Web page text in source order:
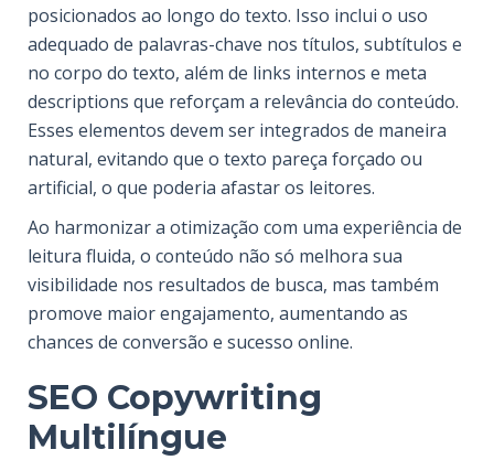
posicionados ao longo do texto. Isso inclui o uso
adequado de palavras-chave nos títulos, subtítulos e
no corpo do texto, além de links internos e meta
descriptions que reforçam a relevância do conteúdo.
Esses elementos devem ser integrados de maneira
natural, evitando que o texto pareça forçado ou
artificial, o que poderia afastar os leitores.
Ao harmonizar a otimização com uma experiência de
leitura fluida, o conteúdo não só melhora sua
visibilidade nos resultados de busca, mas também
promove maior engajamento, aumentando as
chances de conversão e sucesso online.
SEO Copywriting
Multilíngue